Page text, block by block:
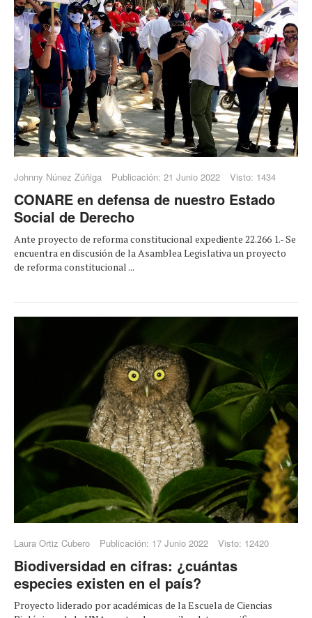
Johnny Núnez Zúñiga Publicación: 21 Junio 2022 Visto: 1434
CONARE en defensa de nuestro Estado
Social de Derecho
Ante proyecto de reforma constitucional expediente 22.266 1.- Se
encuentra en discusión de la Asamblea Legislativa un proyecto
de reforma constitucional ...
Laura Ortiz Cubero Publicación: 17 Junio 2022 Visto: 12420
Biodiversidad en cifras: ¿cuántas
especies existen en el país?
Proyecto liderado por académicas de la Escuela de Ciencias